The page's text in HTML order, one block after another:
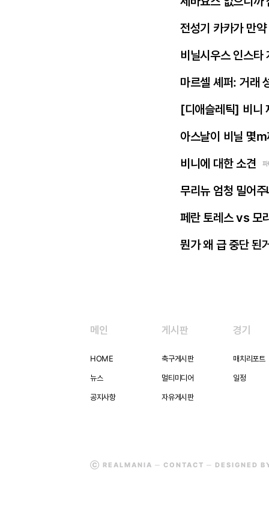
전성기 카카가 만
비닐시우스 인스타
마르셀 셰퍼: 거래
[디애슬레틱] 비니
아스날이 비닐 몇
비니에 대한 소견
무리뉴 엄청 밀어
페란 토레스 vs 모
뭔가 왜 급 중단 된
메인
HOME
뉴스
공지사항
게시판
축구게시판
멀티미디어
자유게시판
경기
매치리포트
일정
Ⓒ REALMANIA ─ CONTACT ─ DESIGNED